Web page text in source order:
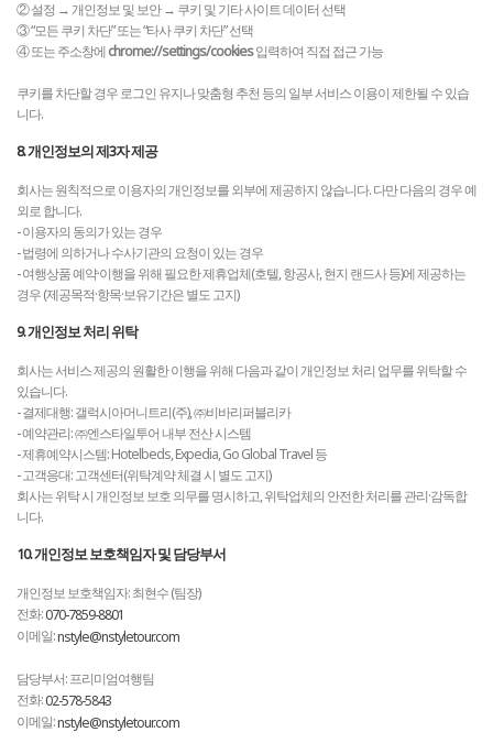
② 설정 → 개인정보 및 보안 → 쿠키 및 기타 사이트 데이터 선택
③ “모든 쿠키 차단” 또는 “타사 쿠키 차단” 선택
④ 또는 주소창에chrome://settings/cookies입력하여 직접 접근 가능
쿠키를 차단할 경우 로그인 유지나 맞춤형 추천 등의 일부 서비스 이용이 제한될 수 있습
니다.
8. 개인정보의 제3자 제공
회사는 원칙적으로 이용자의 개인정보를 외부에 제공하지 않습니다. 다만 다음의 경우 예
외로 합니다.
- 이용자의 동의가 있는 경우
- 법령에 의하거나 수사기관의 요청이 있는 경우
- 여행상품 예약·이행을 위해 필요한 제휴업체(호텔, 항공사, 현지 랜드사 등)에 제공하는
경우 (제공목적·항목·보유기간은 별도 고지)
9. 개인정보 처리 위탁
회사는 서비스 제공의 원활한 이행을 위해 다음과 같이 개인정보 처리 업무를 위탁할 수
있습니다.
- 결제대행: 갤럭시아머니트리(주), ㈜비바리퍼블리카
- 예약관리: ㈜엔스타일투어 내부 전산 시스템
- 제휴예약시스템: Hotelbeds, Expedia, Go Global Travel 등
- 고객응대: 고객센터(위탁계약 체결 시 별도 고지)
회사는 위탁 시 개인정보 보호 의무를 명시하고, 위탁업체의 안전한 처리를 관리·감독합
니다.
10. 개인정보 보호책임자 및 담당부서
개인정보 보호책임자: 최현수 (팀장)
전화:070-7859-8801
이메일:nstyle@nstyletour.com
담당부서: 프리미엄여행팀
전화:02-578-5843
이메일:nstyle@nstyletour.com